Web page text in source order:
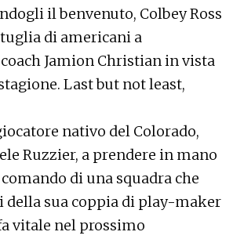
il benvenuto, Colbey Ross
di americani a
Jamion Christian in vista
Last but not least,
nativo del Colorado,
Ruzzier, a prendere in mano
di una squadra che
della sua coppia di play-maker
vitale nel prossimo